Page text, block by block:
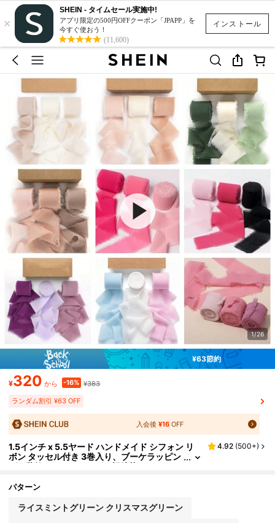
インストール
×
SHEIN - タイムセール実施中!
アプリ限定の500円OFFクーポン「JPAPP」を
今すぐ使おう！
(11,600)
1/26
¥63節約
¥320 から -16% ¥383
ランダム割引 ¥63 OFF
入会後¥16 OFF
1.5インチ x 5.5ヤード ハンドメイド シフォン リ
ボン タッセル付き 3巻入り、ブーケラッピン
グ、装飾、ウェディング、招待状、クラフ
4.92 (500+)
パターン
ライスミントグリーン クリスマスグリーン